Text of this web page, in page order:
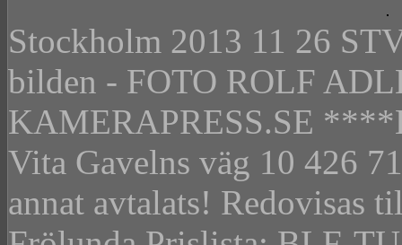
Stockholm 2013 11 26
bilden - FOTO ROLF
KAMERAPRESS.SE
Vita Gavelns väg 10 426
annat avtalats! Redovisas